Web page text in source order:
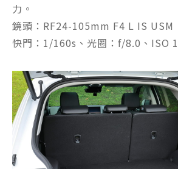
力。
鏡頭：RF24-105mm F4 L IS USM
快門：1/160s、光圈：f/8.0、ISO